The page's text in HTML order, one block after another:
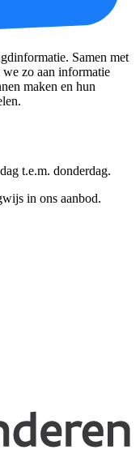
Samen met
zo aan informatie
maken en hun
t.e.m. donderdag.
in ons aanbod.